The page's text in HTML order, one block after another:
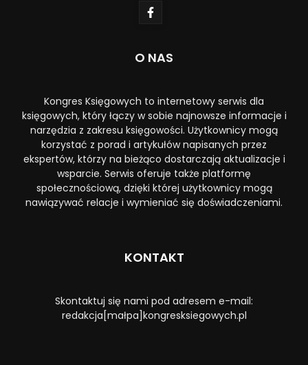
O NAS
Kongres Księgowych to internetowy serwis dla
księgowych, który łączy w sobie najnowsze informacje i
narzędzia z zakresu księgowości. Użytkownicy mogą
korzystać z porad i artykułów napisanych przez
ekspertów, którzy na bieżąco dostarczają aktualizacje i
wsparcie. Serwis oferuje także platformę
społecznościową, dzięki której użytkownicy mogą
nawiązywać relacje i wymieniać się doświadczeniami.
KONTAKT
Skontaktuj się nami pod adresem e-mail:
redakcja[małpa]kongresksiegowych.pl